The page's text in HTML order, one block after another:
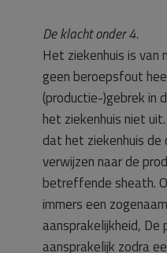
De klacht onder 4.
Het ziekenhuis is van
geen beroepsfout
(productie-)gebrek in
het ziekenhuis niet
dat het ziekenhuis
verwijzen naar de
betreffende sheath.
immers een
aansprakelijkheid,
aansprakelijk zodra